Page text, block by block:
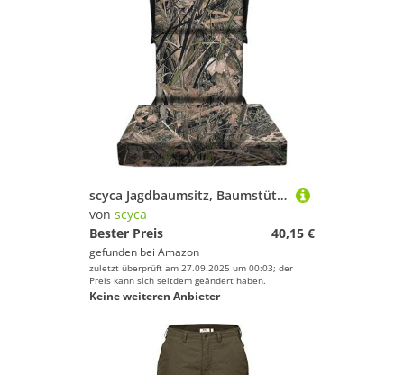
scyca Jagdbaumsitz, Baumstützkissen, abnehmbarer Jagdsitz, Sitzpolster für Jagd, Camouflage, Outdoor-Zubehör, Baumkletterausrüstung
von scyca
Bester Preis
40,15 €
gefunden bei Amazon
zuletzt überprüft am 27.09.2025 um 00:03; der
Preis kann sich seitdem geändert haben.
Keine weiteren Anbieter